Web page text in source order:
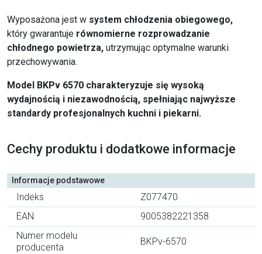
Wyposażona jest w system chłodzenia obiegowego,
który gwarantuje równomierne rozprowadzanie
chłodnego powietrza, utrzymując optymalne warunki
przechowywania.
Model BKPv 6570 charakteryzuje się wysoką
wydajnością i niezawodnością, spełniając najwyższe
standardy profesjonalnych kuchni i piekarni.
Cechy produktu i dodatkowe informacje
Informacje podstawowe
Indeks
Z077470
EAN
9005382221358
Numer modelu
producenta
BKPv-6570